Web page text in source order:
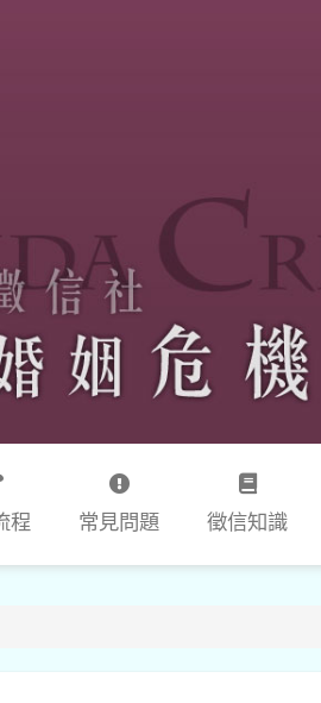
程 常見問題 徵信知識